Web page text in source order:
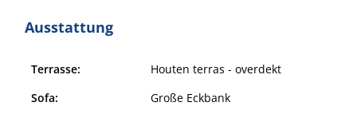
Ausstattung
Terrasse:
Houten terras - overdekt
Sofa:
Große Eckbank